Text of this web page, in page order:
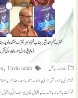
ماہ نامہ بیاض , Urdu adab
شاعری,ازور شیرازی,اسامہ احمد,اسد رضا سحر,
شوکت,افسانہ,افسانے,اقبال خان یوسف زئی,اقبال